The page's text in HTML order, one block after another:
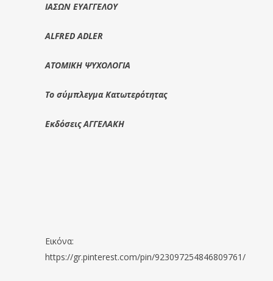
ΙΑΣΩΝ ΕΥΑΓΓΕΛΟΥ
ALFRED ADLER
ΑΤΟΜΙΚΗ ΨΥΧΟΛΟΓΙΑ
Το σύμπλεγμα Κατωτερότητας
Εκδόσεις ΑΓΓΕΛΑΚΗ
Εικόνα:
https://gr.pinterest.com/pin/923097254846809761/